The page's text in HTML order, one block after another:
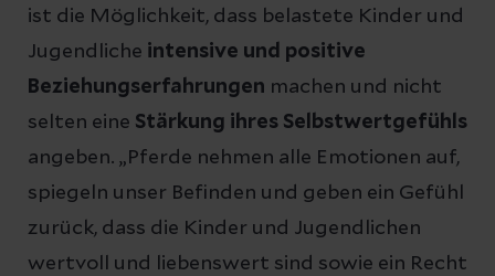
ist die Möglichkeit, dass belastete Kinder und
Jugendliche intensive und positive
Beziehungserfahrungen machen und nicht
selten eine Stärkung ihres Selbstwertgefühls
angeben. „Pferde nehmen alle Emotionen auf,
spiegeln unser Befinden und geben ein Gefühl
zurück, dass die Kinder und Jugendlichen
wertvoll und liebenswert sind sowie ein Recht